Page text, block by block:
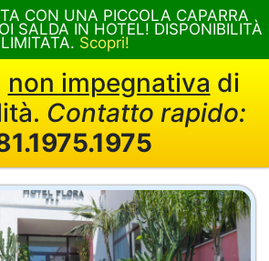
non impegnativa di
Contatto rapido:
CON UNA PICCOLA CAPARRA
SALDA IN HOTEL! DISPONIBILITÀ
LIMITATA. Scopri!